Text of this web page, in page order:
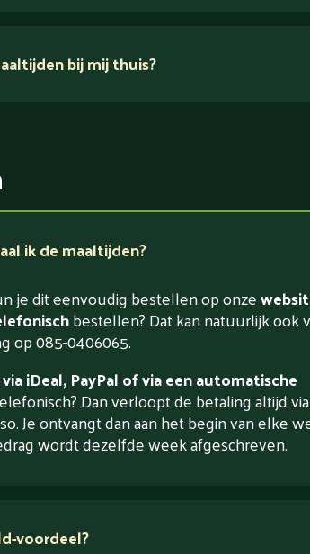
bij mij thuis?
ik de maaltijden?
je dit eenvoudig bestellen op onze
bestellen? Dat kan natuurlijk ook
op 085-0406065.
iDeal, PayPal of via een automatische
Dan verloopt de betaling altijd
Je ontvangt dan aan het begin van elke
wordt dezelfde week afgeschreven.
voordeel?